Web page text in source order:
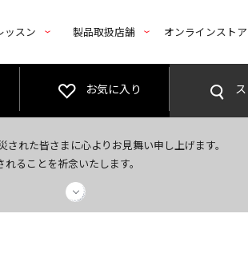
ッスン 製品取扱店舗 オンラインストア
お気に入り
れた皆さまに心よりお見舞い申し上げます。
ることを祈念いたします。